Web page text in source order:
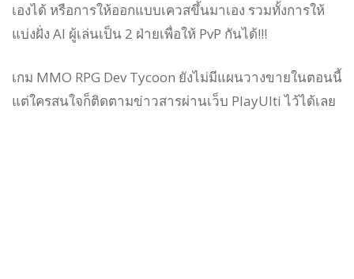
เองได้ หรือการให้ออกแบบเควสขึ้นมาเอง รวมทั้งการให้
แบ่งฝั่ง AI ผู้เล่นเป็น 2 ฝ่ายเพื่อให้ PvP กันได้!!!
เกม MMO RPG Dev Tycoon ยังไม่มีแผนวางขายในตอนนี้
แต่ใครสนใจก็ติดตามข่าวสารผ่านเว็บ PlayUlti ไว้ได้เลย